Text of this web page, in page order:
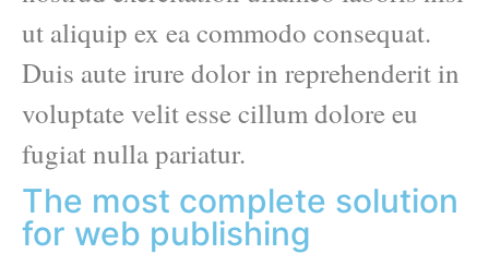
ut aliquip ex ea commodo consequat.
Duis aute irure dolor in reprehenderit in
voluptate velit esse cillum dolore eu
fugiat nulla pariatur.
The most complete solution
for web publishing